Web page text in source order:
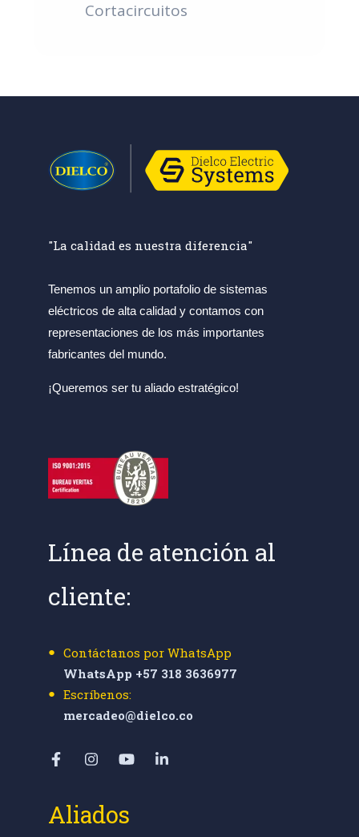
Cortacircuitos
"La calidad es nuestra diferencia"
Tenemos un amplio portafolio de sistemas
eléctricos de alta calidad y contamos con
representaciones de los más importantes
fabricantes del mundo.
¡Queremos ser tu aliado estratégico!
Línea de atención al
cliente:
Contáctanos por WhatsApp
WhatsApp +57 318 3636977
Escríbenos:
mercadeo@dielco.co
Aliados